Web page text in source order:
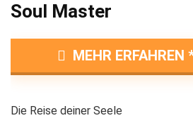
Soul Master
MEHR ERFAHREN
Die Reise deiner Seele